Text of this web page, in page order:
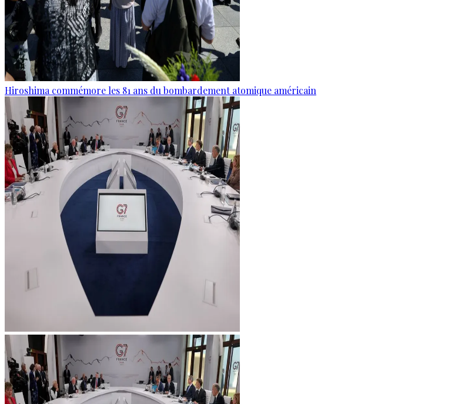
Hiroshima commémore les 81 ans du bombardement atomique américain